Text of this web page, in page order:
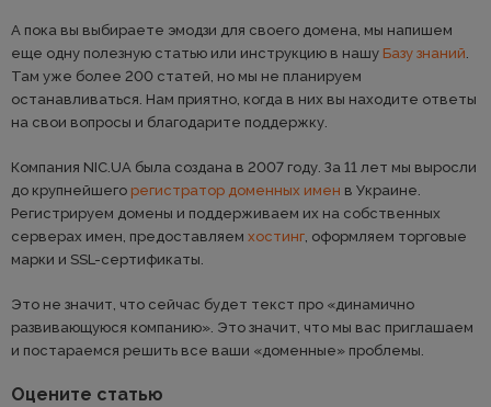
А пока вы выбираете эмодзи для своего домена, мы напишем
еще одну полезную статью или инструкцию в нашу Базу знаний
Там уже более 200 статей, но мы не планируем
останавливаться. Нам приятно, когда в них вы находите ответы
на свои вопросы и благодарите поддержку.
Компания NIC.UA была создана в 2007 году. За 11 лет мы выросли
до крупнейшего регистратор доменных имен в Украине.
Регистрируем домены и поддерживаем их на собственных
серверах имен, предоставляем хостинг , оформляем торговые
марки и SSL-сертификаты.
Это не значит, что сейчас будет текст про «динамично
развивающуюся компанию». Это значит, что мы вас приглашаем
и постараемся решить все ваши «доменные» проблемы.
Оцените статью